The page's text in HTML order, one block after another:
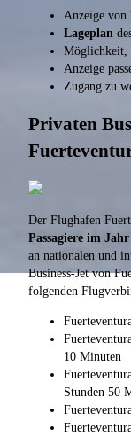
Anzeige von
Lageplan
Möglichkeit,
Anzeige
Zugang zu
Privaten
Der Flughafen
Passagiere im Jahr
an nationalen und
Business-Jet von
folgenden
10 Minuten
Stunden 50